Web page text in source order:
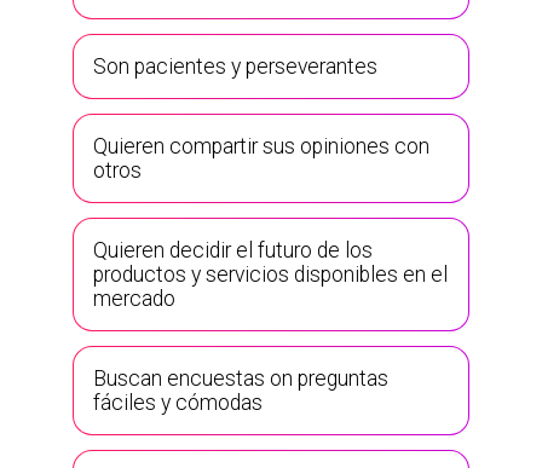
Son pacientes y perseverantes
Quieren compartir sus opiniones con
otros
Quieren decidir el futuro de los
productos y servicios disponibles en el
mercado
Buscan encuestas on preguntas
fáciles y cómodas